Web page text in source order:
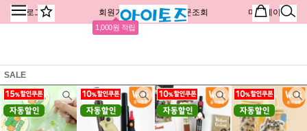
로그인 회원가입
1,000원 적립
주문조회 마이페이지
SALE